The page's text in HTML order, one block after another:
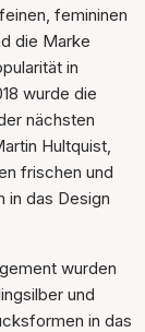
femininen
die Marke
in
wurde die
nächsten
Hultquist,
frischen und
in das Design
wurden
und
in das